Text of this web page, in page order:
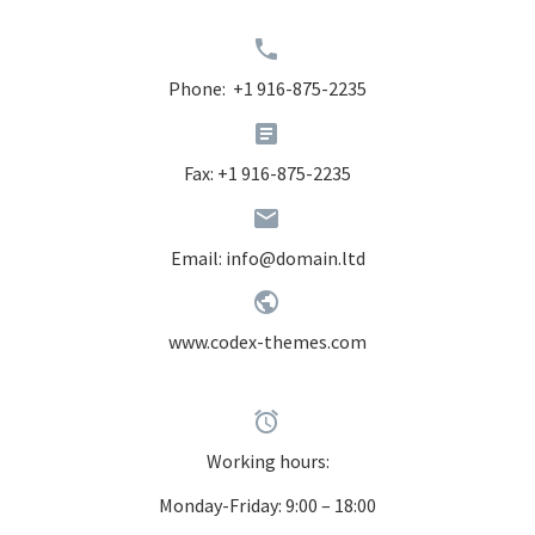


Phone: +1 916-875-2235


Fax: +1 916-875-2235


Email: info@domain.ltd


www.codex-themes.com


Working hours:
Monday-Friday: 9:00 – 18:00